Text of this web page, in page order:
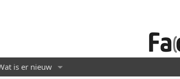
is er nieuw